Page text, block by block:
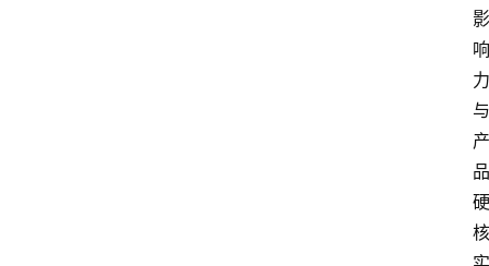
影
响
力
与
产
品
硬
核